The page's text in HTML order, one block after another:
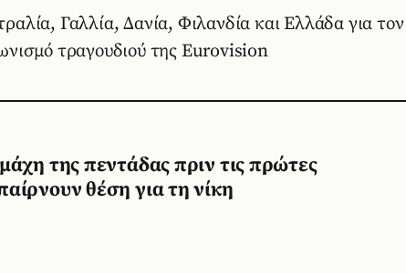
Γαλλία, Δανία, Φιλανδία και Ελλάδα για
τραγουδιού της Eurovision
της πεντάδας πριν τις πρώτες
θέση για τη νίκη